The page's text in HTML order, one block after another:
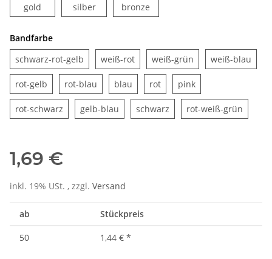
gold
silbersilber bronze
Bandfarbe
schwarz-rot-gelb schwarz-rot-gelb
weiß-rotweiß-rotweiß-grün weiß-grün
weiß-blau
rot-gelb rot-gelbrot-blau rot-blau
blau rotrot pinkpink
rot-schwarz rot-schwarz
gelb-blau gelb-blau
schwarz schwarz
rot-weiß-grün
1,69 €
inkl. 19% USt. , zzgl. Versand
ab Stückpreis
50 1,44 € *